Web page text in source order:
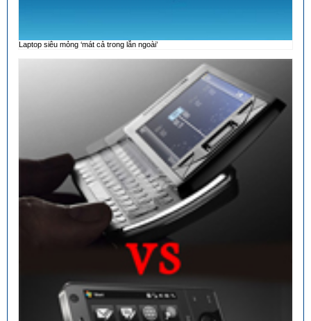
Laptop siêu mỏng ‘mát cả trong lẫn ngoài’